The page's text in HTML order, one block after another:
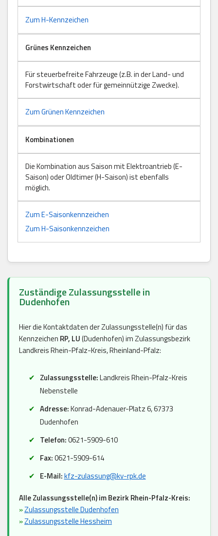
Zum H-Kennzeichen
Grünes Kennzeichen
Für steuerbefreite Fahrzeuge (z.B. in der Land- und
Forstwirtschaft oder für gemeinnützige Zwecke).
Zum Grünen Kennzeichen
Kombinationen
Die Kombination aus Saison mit Elektroantrieb (E-
Saison) oder Oldtimer (H-Saison) ist ebenfalls
möglich.
Zum E-Saisonkennzeichen
Zum H-Saisonkennzeichen
Zuständige Zulassungsstelle in
Dudenhofen
Hier die Kontaktdaten der Zulassungsstelle(n) für das
Kennzeichen RP, LU(Dudenhofen) im Zulassungsbezirk
Landkreis Rhein-Pfalz-Kreis, Rheinland-Pfalz:
Zulassungsstelle:Landkreis Rhein-Pfalz-Kreis
Nebenstelle
Adresse:Konrad-Adenauer-Platz 6, 67373
Dudenhofen
Telefon:0621-5909-610
Fax:0621-5909-614
E-Mail:kfz-zulassung@kv-rpk.de
Alle Zulassungsstelle(n) im Bezirk Rhein-Pfalz-Kreis:
»Zulassungsstelle Dudenhofen
»Zulassungsstelle Hessheim